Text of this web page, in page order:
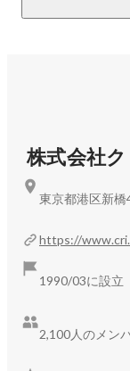
株式会社
https://
1990/03に設立
2,100人のメン
東京都港区新橋